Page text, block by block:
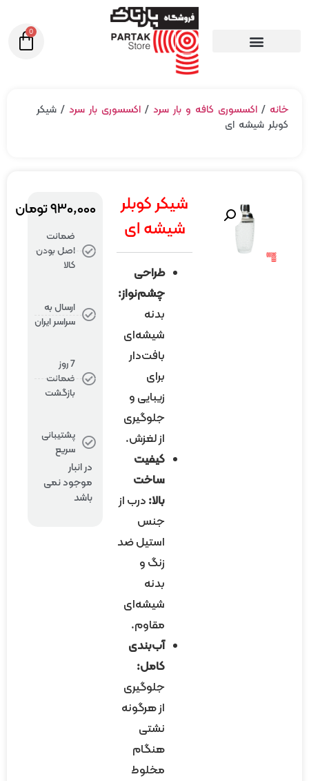
خانه/اکسسوری کافه و بار سرد/اکسسوری بار سرد/ شیکر
کوبلر شیشه ای
شیکر کوبلر
شیشه ای
طراحی
چشم‌نواز:
بدنه
شیشه‌ای
بافت‌دار
برای
زیبایی و
جلوگیری
از لغزش.
کیفیت
ساخت
بالا:درب از
جنس
استیل ضد
زنگ و
بدنه
شیشه‌ای
مقاوم.
آب‌بندی
کامل:
جلوگیری
از هرگونه
نشتی
هنگام
مخلوط
۹۳۰,۰۰۰تومان
ضمانت
اصل بودن
ارسال به
سراسر ایران
7 روز
ضمانت
بازگشت
پشتیبانی
سریع
در انبار
موجود نمی
باشد